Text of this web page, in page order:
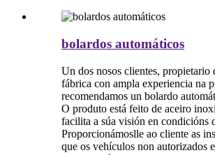
bolardos automáticos
Un dos nosos clientes, propietario
fábrica con ampla experiencia na
recomendamos un bolardo
O produto está feito de aceiro
facilita a súa visión en condicións
Proporcionámoslle ao cliente as
que os vehículos non autorizados